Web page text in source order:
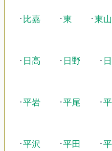
･比嘉 ･東 ･東山
･ 日高 ･ 日野 ･
･平岩 ･平尾 ･
･平沢 ･平田 ･